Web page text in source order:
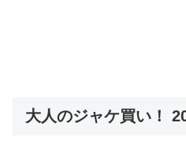
大人のジャケ買い！